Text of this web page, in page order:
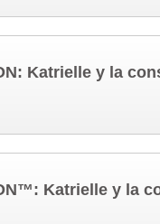
Katrielle y la
Katrielle y la